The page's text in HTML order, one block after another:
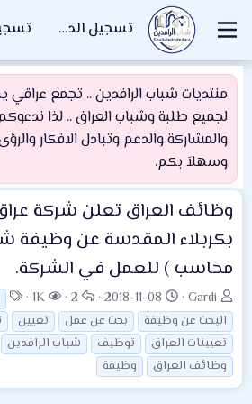
تسجيل الدخول
منتديات شباب الرافدين .. تجمع
لجميع طلبة وشباب العراق .. لذا
والمشاركة والدعم وتبادل الافكار
وسهلاَ بكم.
وظائف العراق تعلن شركة
بكربلاء المقدسة عن وظيفة
محاسب ) للعمل في الشركة.
ب
ا
د
ئ
ا
Gardi
ت
ا
ر
ي
خ
2018-11-08
ا
ل
ر
د
2
ا
ل
م
ش
1K
ا
ل
و
البحث عن وظيفة
بحث عن عمل تعيين
تعيينات العراق
توظيف شباب الرافدين
وظائف العراق
وظيفة